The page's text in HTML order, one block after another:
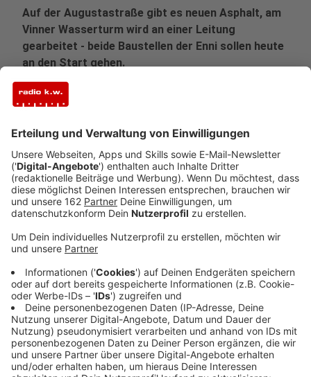
Auf der Augustastraße gibt es neuen Asphalt, am
Vinner Wasserturm wird an einer Leitung
gearbeitet - beide Baustellen der Enni sollen heute
an den Start gehen.
Veröffentlicht:
Anzeige
In Moers bekommt die Augustastraße ab heute neuen
Asphalt. Sie war im Kreuzungsbereich wegen einer
Kanalbaustelle auf der Tersteegenstraße aufgerissen
geschlossen. Jetzt soll die Fahrbahn endgültig ihre
während der Arbeiten voraussichtlich drei Tage zur
Einbahnstraße. Ab Tersteegenstraße kommen nur
noch Autofahrer in Richtung Homberger Straße durch.
Sollte es länger regnen, könnte es noch zu
Verzögerungen kommen.
Anzeige